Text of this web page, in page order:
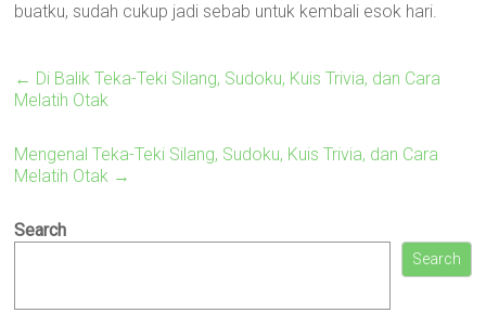
buatku, sudah cukup jadi sebab untuk kembali esok hari.
← Di Balik Teka-Teki Silang, Sudoku, Kuis Trivia, dan Cara
Melatih Otak
Mengenal Teka-Teki Silang, Sudoku, Kuis Trivia, dan Cara
Melatih Otak →
Search
Search